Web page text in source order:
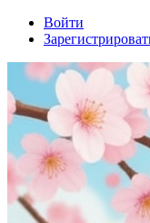
Войти